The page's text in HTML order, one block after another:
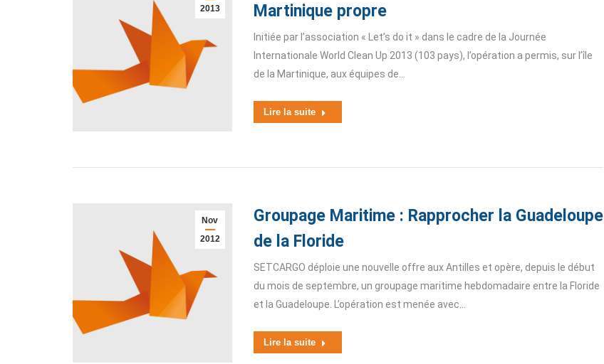
2013
Martinique propre
Initiée par l’association « Let’s do it » dans le cadre de la Journée
Internationale World Clean Up 2013 (103 pays), l’opération a permis, sur l’île
de la Martinique, aux équipes de…
Lire la suite
Nov
2012
Groupage Maritime : Rapprocher la Guadeloupe
de la Floride
SETCARGO déploie une nouvelle offre aux Antilles et opère, depuis le début
du mois de septembre, un groupage maritime hebdomadaire entre la Floride
et la Guadeloupe. L’opération est menée avec…
Lire la suite